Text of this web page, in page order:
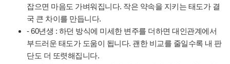
잡으면 마음도 가벼워집니다. 작은 약속을 지키는 태도가 결
국 큰 차이를 만듭니다.
- 60년생 : 하던 방식에 미세한 변주를 더하면 대인관계에서
부드러운 태도가 도움이 됩니다. 괜한 비교를 줄일수록 내 판
단도 더 또렷해집니다.